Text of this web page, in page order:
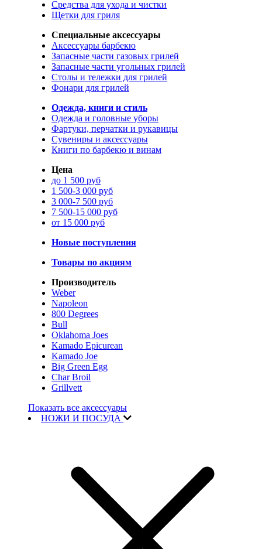
Средства для ухода и чистки
Щетки для гриля
Специальные аксессуары
Аксессуары барбекю
Запасные части газовых грилей
Запасные части угольных грилей
Столы и тележки для грилей
Фонари для грилей
Одежда, книги и стиль
Одежда и головные уборы
Фартуки, перчатки и рукавицы
Сувениры и аксессуары
Книги по барбекю и винам
Цена
до 1 500 руб
1 500-3 000 руб
3 000-7 500 руб
7 500-15 000 руб
от 15 000 руб
Новые поступления
Товары по акциям
Производитель
Weber
Napoleon
800 Degrees
Bull
Oklahoma Joes
Kamado Epicurean
Kamado Joe
Big Green Egg
Char Broil
Grillvett
Показать все аксессуары
НОЖИ И ПОСУДА